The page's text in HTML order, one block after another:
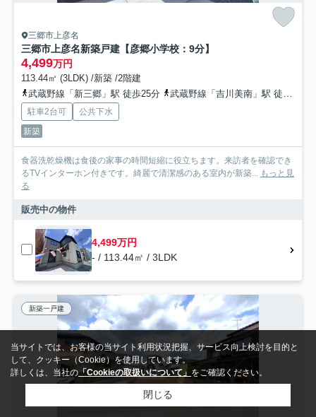
三郷市上彦名
三郷市上彦名新築戸建【彦郷小学校：9分】
4,499万円
113.44㎡ (3LDK) /新築 /2階建
武蔵野線「新三郷」駅 徒歩25分
武蔵野線「吉川美南」駅 徒歩36分
駐車2台可
公共下水
新築
食器洗乾燥機は食後の家事の時間短縮に役立ちます。来訪者を確認でき
るTVインターホン付きです。綺麗で清潔感のある室内が新築...
もっと見
る
販売中の物件
4,499万円
- / 113.44㎡ / 3LDK
新築一戸建
当サイトでは、お客様の当サイト利用状況把握、サービス向上検討を目的と
して、クッキー（Cookie）を使用しています。
詳しくは、当社の 「Cookieの取扱いについて」 をご確認ください。
閉じる